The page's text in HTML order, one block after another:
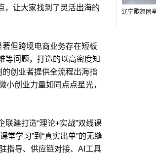
，让大家找到了灵活出海的
但跨境电商业务存在短板
等问题，打造的以高密度知
的创业者提供全流程出海指
小创业力量如同点点星光，
建打造“理论+实战”双线课
堂学习”到“真实出单”的无缝
指导、供应链对接、AI工具